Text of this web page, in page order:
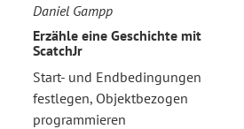
Daniel Gampp
Erzähle eine Geschichte mit
ScatchJr
Start- und Endbedingungen
festlegen, Objektbezogen
programmieren